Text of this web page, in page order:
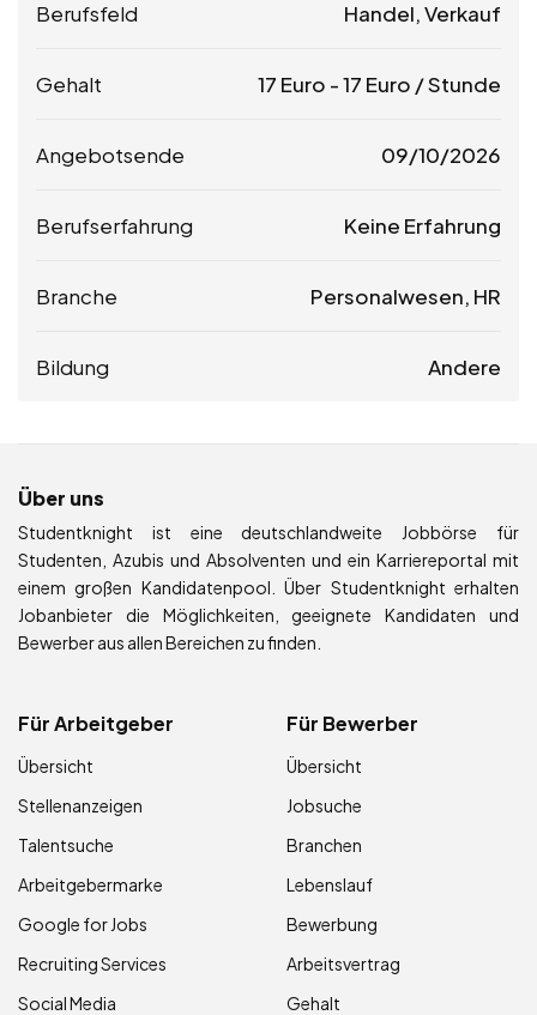
Berufsfeld Handel, Verkauf
Gehalt 17 Euro -17 Euro / Stunde
Angebotsende 09/10/2026
Berufserfahrung Keine Erfahrung
Branche Personalwesen, HR
Bildung Andere
Über uns
Studentknight ist eine deutschlandweite Jobbörse für
Studenten, Azubis und Absolventen und ein Karriereportal mit
einem großen Kandidatenpool. Über Studentknight erhalten
Jobanbieter die Möglichkeiten, geeignete Kandidaten und
Bewerber aus allen Bereichen zu finden.
Für Arbeitgeber
Übersicht
Stellenanzeigen
Talentsuche
Arbeitgebermarke
Google for Jobs
Recruiting Services
Social Media
Für Bewerber
Übersicht
Jobsuche
Branchen
Lebenslauf
Bewerbung
Arbeitsvertrag
Gehalt